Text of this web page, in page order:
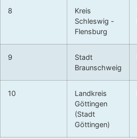
8
Kreis
Schleswig -
Flensburg
9
Stadt
Braunschweig
10
Landkreis
Göttingen
(Stadt
Göttingen)